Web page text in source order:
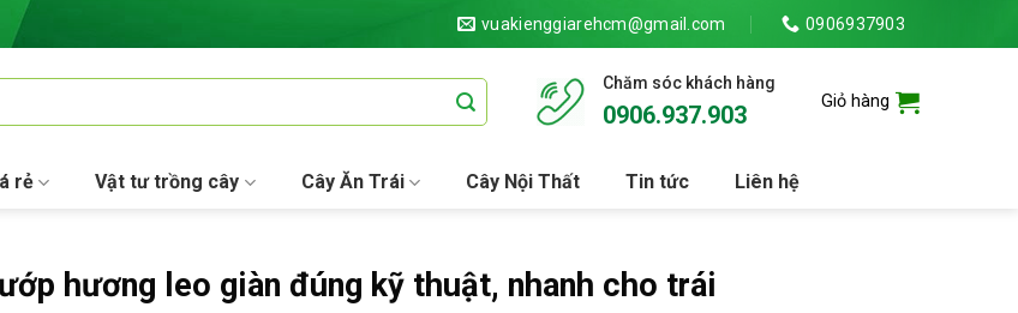
vuakienggiarehcm@gmail.com 0906937903
Chăm sóc khách hàng
0906.937.903 Giỏ hàng
rẻ Vật tư trồng cây Cây Ăn Trái Cây Nội Thất Tin tức Liên hệ
hương leo giàn đúng kỹ thuật, nhanh cho trái